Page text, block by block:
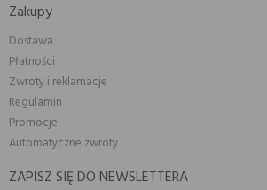
Zakupy
Dostawa
Płatności
Zwroty i reklamacje
Regulamin
Promocje
Automatyczne zwroty
ZAPISZ SIĘ DO NEWSLETTERA